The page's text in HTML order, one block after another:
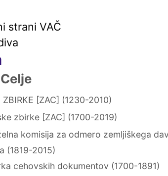
strani VAČ
[ZAC] (1230-2010)
zbirke [ZAC] (1700-2019)
komisija za odmero zemljiškega
(1819-2015)
cehovskih dokumentov (1700-1891)